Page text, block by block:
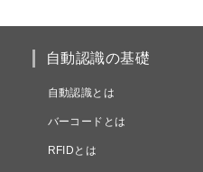
自動認識の基礎
自動認識とは
バーコードとは
RFIDとは